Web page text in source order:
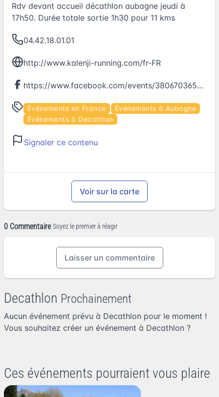
Rdv devant accueil décathlon aubagne jeudi à
17h50. Durée totale sortie 1h30 pour 11 kms
04.42.18.01.01
http://www.kalenji-running.com/fr-FR
https://www.facebook.com/events/380670365620637
Événements en France
Événements à Aubagne
Événements à Decathlon
Signaler ce contenu
Voir sur la carte
0 Commentaire Soyez le premier à réagir
Laisser un commentaire
Decathlon Prochainement
Aucun événement prévu à Decathlon pour le moment !
Vous souhaitez créer un événement à Decathlon ?
Ces événements pourraient vous plaire